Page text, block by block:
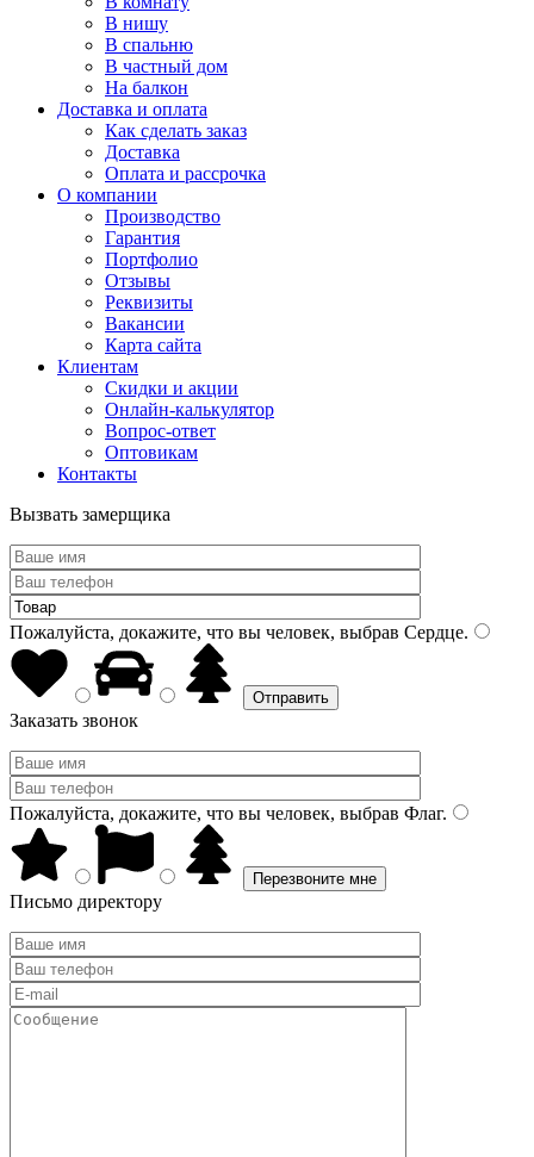
В нишу
В спальню
В частный дом
На балкон
Доставка и оплата
Как сделать заказ
Доставка
Оплата и рассрочка
О компании
Производство
Гарантия
Портфолио
Отзывы
Реквизиты
Вакансии
Карта сайта
Клиентам
Скидки и акции
Онлайн-калькулятор
Вопрос-ответ
Оптовикам
Контакты
Вызвать замерщика
Пожалуйста, докажите, что вы человек, выбрав Сердце.
Заказать звонок
Пожалуйста, докажите, что вы человек, выбрав Флаг.
Письмо директору